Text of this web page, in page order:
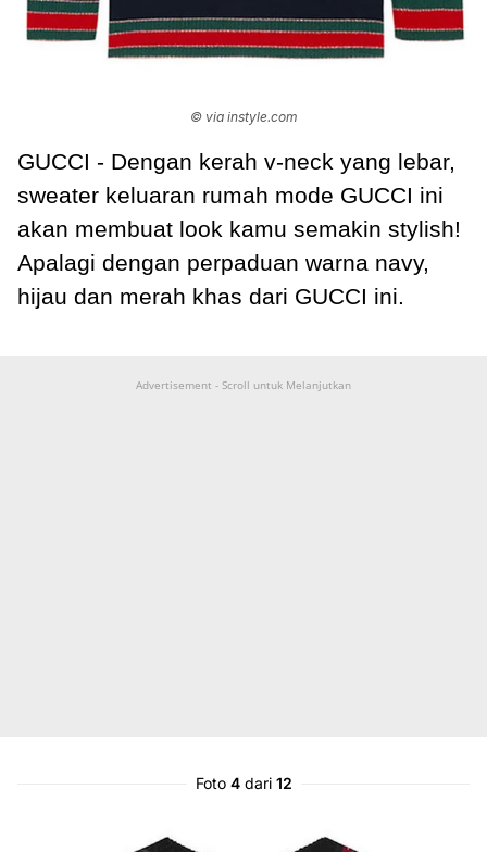
© via instyle.com
GUCCI - Dengan kerah v-neck yang lebar,
sweater keluaran rumah mode GUCCI ini
akan membuat look kamu semakin stylish!
Apalagi dengan perpaduan warna navy,
hijau dan merah khas dari GUCCI ini.
Advertisement - Scroll untuk Melanjutkan
Foto 4dari 12